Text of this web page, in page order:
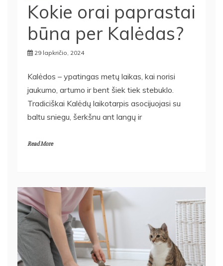
Kokie orai paprastai
būna per Kalėdas?
29 lapkričio, 2024
Kalėdos – ypatingas metų laikas, kai norisi
jaukumo, artumo ir bent šiek tiek stebuklo.
Tradiciškai Kalėdų laikotarpis asocijuojasi su
baltu sniegu, šerkšnu ant langų ir
Read More